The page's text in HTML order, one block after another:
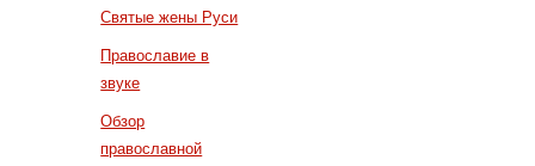
Святые жены Руси
Православие в
звуке
Обзор
православной